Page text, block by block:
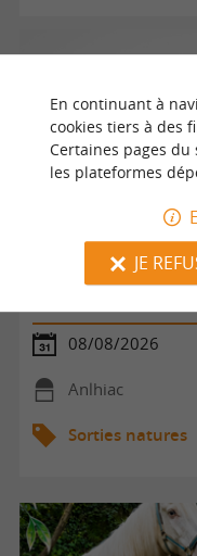
Rando dinatoire
08/08/2026
Anlhiac
Sorties natures
En continuant à
cookies tiers à des
Certaines pages
les plateformes
JE